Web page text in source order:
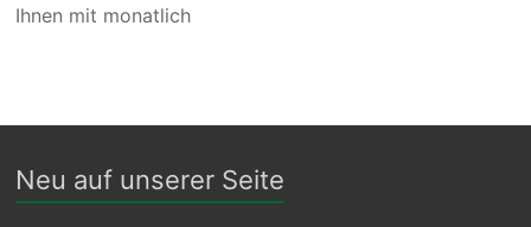
Ihnen mit monatlich
Neu auf unserer Seite